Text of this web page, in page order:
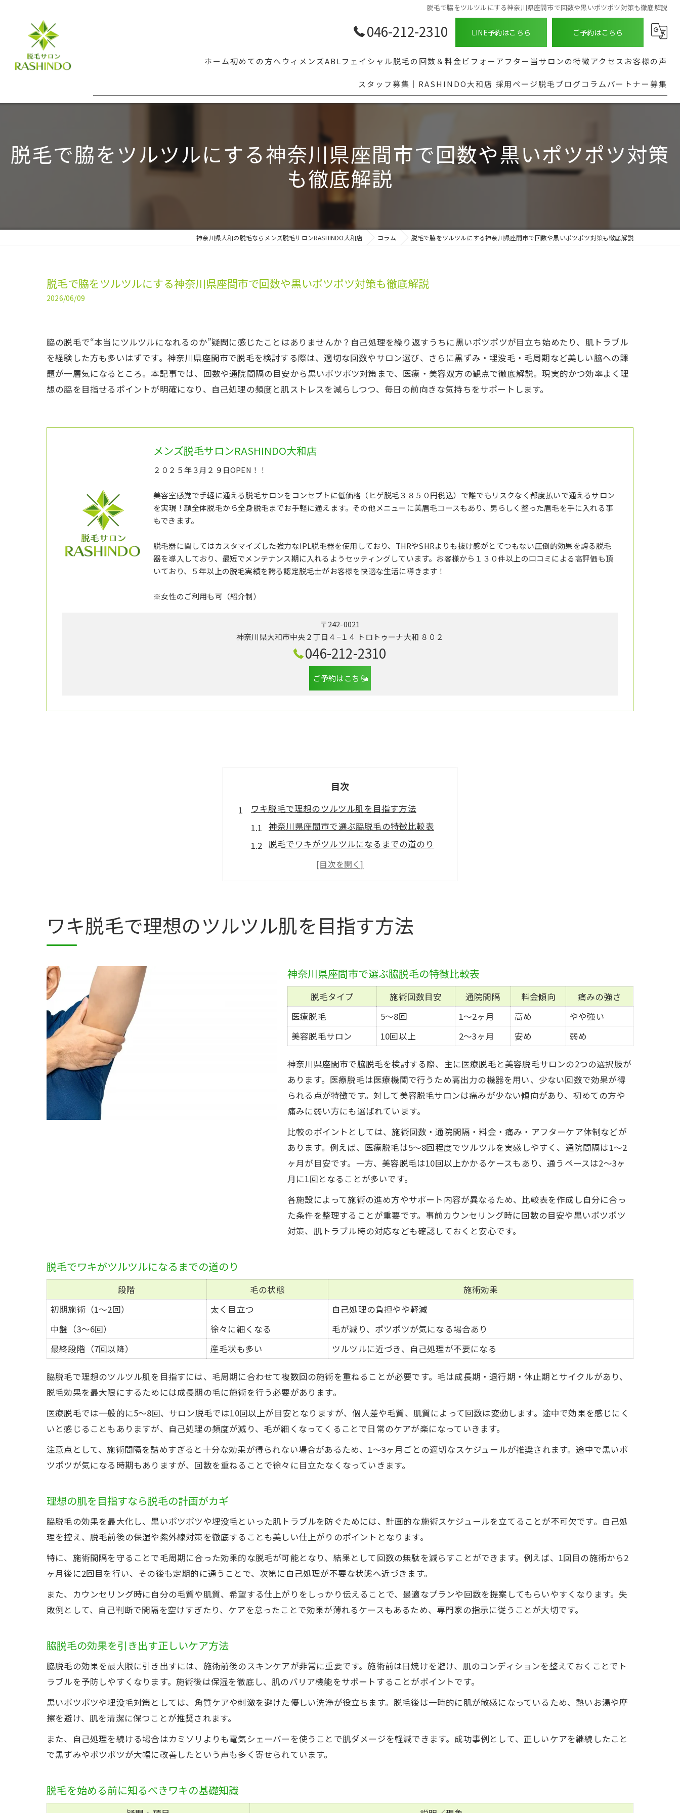
脱毛で脇をツルツルにする神奈川県座間市で回数や黒いポツポツ対策も徹底解説
046-212-2310 LINE予約はこちら ご予約はこちら
ホーム初めての方へ
【学割10%OFF】学生メンズ脱毛｜体育・部活前のムダ毛対策ならRASHINDO大和店
眉毛スタイリング
福利厚生でお得にメンズ脱毛｜ベネフィットステーション対応
ウィメンズABLフェイシャル脱毛の回数＆料金
人気脱毛部位5種
ビフォーアフター 当サロンの特徴
髭
全身
アクセス お客様の声
よくある質問
スタッフ募集｜RASHINDO大和店 採用ページ脱毛ブログコラムパートナー募集
脱毛で脇をツルツルにする神奈川県座間市で回数や黒いポツポツ対策
も徹底解説
神奈川県大和の脱毛ならメンズ脱毛サロンRASHINDO大和店 コラム 脱毛で脇をツルツルにする神奈川県座間市で回数や黒いポツポツ対策も徹底解説
脱毛で脇をツルツルにする神奈川県座間市で回数や黒いポツポツ対策も徹底解説
2026/06/09
脇の脱毛で“本当にツルツルになれるのか”疑問に感じたことはありませんか？自己処理を繰り返すうちに黒いポツポツが目立ち始めたり、肌トラブル
を経験した方も多いはずです。神奈川県座間市で脱毛を検討する際は、適切な回数やサロン選び、さらに黒ずみ・埋没毛・毛周期など美しい脇への課
題が一層気になるところ。本記事では、回数や通院間隔の目安から黒いポツポツ対策まで、医療・美容双方の観点で徹底解説。現実的かつ効率よく理
想の脇を目指せるポイントが明確になり、自己処理の頻度と肌ストレスを減らしつつ、毎日の前向きな気持ちをサポートします。
メンズ脱毛サロンRASHINDO大和店
２０２５年３月２９日OPEN！！
美容室感覚で手軽に通える脱毛サロンをコンセプトに低価格（ヒゲ脱毛３８５０円税込）で誰でもリスクなく都度払いで通えるサロン
を実現！顔全体脱毛から全身脱毛までお手軽に通えます。その他メニューに美眉毛コースもあり、男らしく整った眉毛を手に入れる事
もできます。
脱毛器に関してはカスタマイズした強力なIPL脱毛器を使用しており、THRやSHRよりも抜け感がとてつもない圧倒的効果を誇る脱毛
器を導入しており、最短でメンテナンス期に入れるようセッティングしています。お客様から１３０件以上の口コミによる高評価も頂
いており、５年以上の脱毛実績を誇る認定脱毛士がお客様を快適な生活に導きます！
※女性のご利用も可（紹介制）
〒242-0021
神奈川県大和市中央２丁目４−１４ トロトゥーナ大和 ８０２
046-212-2310
ご予約はこちら
目次
ワキ脱毛で理想のツルツル肌を目指す方法
神奈川県座間市で選ぶ脇脱毛の特徴比較表
脱毛でワキがツルツルになるまでの道のり
理想の肌を目指すなら脱毛の計画がカギ
脇脱毛の効果を引き出す正しいケア方法
脇の黒いポツポツが消える脱毛の極意
黒いポツポツの原因と脱毛効果の比較表
脱毛後に黒ずみを防ぐための工夫
脇のブツブツを改善する脱毛テクニック
脱毛で埋没毛や毛穴詰まりはどう変わる？
何回通えば脇脱毛は完了するのか徹底解説
回数と効果の目安を一覧でチェック
脱毛回数と自己処理が減るタイミング
完了までの期間と通院間隔のポイント
回数ごとの肌変化と注意点まとめ
脱毛後も美しい脇を守るアフターケアのコツ
脱毛後の脇ケア方法比較早見表
美しいワキを保つための毎日の習慣
脱毛後におすすめの保湿と清潔ケア
肌トラブルを防ぐアフターケアの秘訣
ワキ脱毛後に気をつけたい生活ポイント
毛周期に合わせた脇脱毛のペース選び
毛周期を意識した予約で効率アップ
脱毛間隔の違いが仕上がりに与える影響
生活リズムに合わせたペース選びのコツ
自己処理が減る脇脱毛の秘訣とポイント
自己処理回数が減る脱毛効果の推移表
脱毛で自己処理の負担を減らすには
ワキ脱毛後の肌ストレス軽減ポイント
自己処理不要な美肌を目指す方法
神奈川県座間市で自己処理卒業を目指す
ワキ脱毛で理想のツルツル肌を目指す方法
神奈川県座間市で選ぶ脇脱毛の特徴比較表
脱毛タイプ 施術回数目安 通院間隔 料金傾向
痛みの強さ
医療脱毛
5〜8回 1〜2ヶ月 高め
やや強い
美容脱毛サロン
10回以上 2〜3ヶ月 安め 弱め
神奈川県座間市で脇脱毛を検討する際、主に医療脱毛と美容脱毛サロンの2つの選択肢が
あります。医療脱毛は医療機関で行うため高出力の機器を用い、少ない回数で効果が得
られる点が特徴です。対して美容脱毛サロンは痛みが少ない傾向があり、初めての方や
痛みに弱い方にも選ばれています。
比較のポイントとしては、施術回数・通院間隔・料金・痛み・アフターケア体制などが
あります。例えば、医療脱毛は5〜8回程度でツルツルを実感しやすく、通院間隔は1〜2
ヶ月が目安です。一方、美容脱毛は10回以上かかるケースもあり、通うペースは2〜3ヶ
月に1回となることが多いです。
各施設によって施術の進め方やサポート内容が異なるため、比較表を作成し自分に合っ
た条件を整理することが重要です。事前カウンセリング時に回数の目安や黒いポツポツ
対策、肌トラブル時の対応なども確認しておくと安心です。
脱毛でワキがツルツルになるまでの道のり
段階 毛の状態
施術効果
初期施術（1〜2回）
太く目立つ
自己処理の負担やや軽減
中盤（3〜6回）
徐々に細くなる
毛が減り、ポツポツが気になる場合あり
最終段階（7回以降）
産毛状も多い ツルツルに近づき、自己処理が不要になる
脇脱毛で理想のツルツル肌を目指すには、毛周期に合わせて複数回の施術を重ねることが必要です。毛は成長期・退行期・休止期とサイクルがあり、
脱毛効果を最大限にするためには成長期の毛に施術を行う必要があります。
医療脱毛では一般的に5〜8回、サロン脱毛では10回以上が目安となりますが、個人差や毛質、肌質によって回数は変動します。途中で効果を感じにく
いと感じることもありますが、自己処理の頻度が減り、毛が細くなってくることで日常のケアが楽になっていきます。
注意点として、施術間隔を詰めすぎると十分な効果が得られない場合があるため、1〜3ヶ月ごとの適切なスケジュールが推奨されます。途中で黒いポ
ツポツが気になる時期もありますが、回数を重ねることで徐々に目立たなくなっていきます。
理想の肌を目指すなら脱毛の計画がカギ
脇脱毛の効果を最大化し、黒いポツポツや埋没毛といった肌トラブルを防ぐためには、計画的な施術スケジュールを立てることが不可欠です。自己処
理を控え、脱毛前後の保湿や紫外線対策を徹底することも美しい仕上がりのポイントとなります。
特に、施術間隔を守ることで毛周期に合った効果的な脱毛が可能となり、結果として回数の無駄を減らすことができます。例えば、1回目の施術から2
ヶ月後に2回目を行い、その後も定期的に通うことで、次第に自己処理が不要な状態へ近づきます。
また、カウンセリング時に自分の毛質や肌質、希望する仕上がりをしっかり伝えることで、最適なプランや回数を提案してもらいやすくなります。失
敗例として、自己判断で間隔を空けすぎたり、ケアを怠ったことで効果が薄れるケースもあるため、専門家の指示に従うことが大切です。
脇脱毛の効果を引き出す正しいケア方法
脇脱毛の効果を最大限に引き出すには、施術前後のスキンケアが非常に重要です。施術前は日焼けを避け、肌のコンディションを整えておくことでト
ラブルを予防しやすくなります。施術後は保湿を徹底し、肌のバリア機能をサポートすることがポイントです。
黒いポツポツや埋没毛対策としては、角質ケアや刺激を避けた優しい洗浄が役立ちます。脱毛後は一時的に肌が敏感になっているため、熱いお湯や摩
擦を避け、肌を清潔に保つことが推奨されます。
また、自己処理を続ける場合はカミソリよりも電気シェーバーを使うことで肌ダメージを軽減できます。成功事例として、正しいケアを継続したこと
で黒ずみやポツポツが大幅に改善したという声も多く寄せられています。
脱毛を始める前に知るべきワキの基礎知識